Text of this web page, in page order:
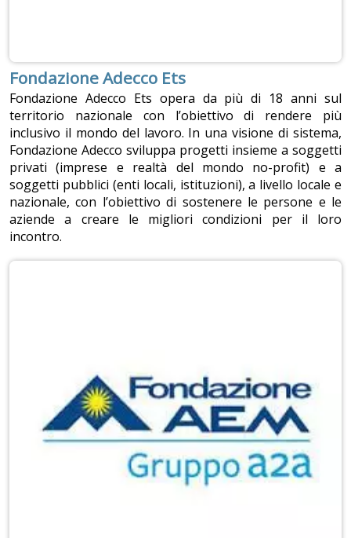
Fondazione Adecco Ets
Fondazione Adecco Ets opera da più di 18 anni sul
territorio nazionale con l’obiettivo di rendere più
inclusivo il mondo del lavoro. In una visione di sistema,
Fondazione Adecco sviluppa progetti insieme a soggetti
privati (imprese e realtà del mondo no-profit) e a
soggetti pubblici (enti locali, istituzioni), a livello locale e
nazionale, con l’obiettivo di sostenere le persone e le
aziende a creare le migliori condizioni per il loro
incontro.